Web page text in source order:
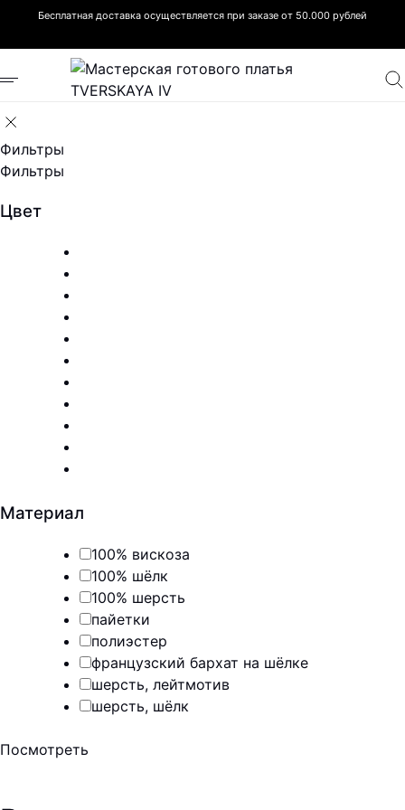
Бесплатная доставка осуществляется при заказе от 50.000 рублей
Фильтры
Фильтры
Цвет
Материал
100% вискоза
100% шёлк
100% шерсть
пайетки
полиэстер
французский бархат на шёлке
шерсть, лейтмотив
шерсть, шёлк
Посмотреть